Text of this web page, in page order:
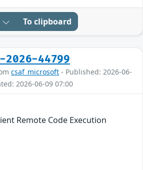
To clipboard
2026-44799
csaf_microsoft - Published: 2026-06-
2026-06-09 07:00
Remote Code Execution